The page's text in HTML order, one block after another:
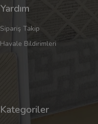
Yardım
Sipariş Takip
Havale Bildirimleri
Kategoriler